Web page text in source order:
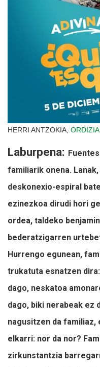
HERRI ANTZOKIA, ORDIZIA
Laburpena:
familiarik onena.
deskonexio-espiral
ezinezkoa dirudi hori
ordea, taldeko
bederatzigarren
Hurrengo egunean,
trukatuta esnatzen
dago, neskatoa
dago, biki nerabeak ez
nagusitzen da
elkarri: nor da nor?
zirkunstantzia